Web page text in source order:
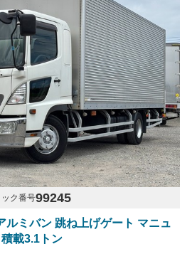
ック番号99245
ルミバン 跳ね上げゲート マニュ
載3.1トン